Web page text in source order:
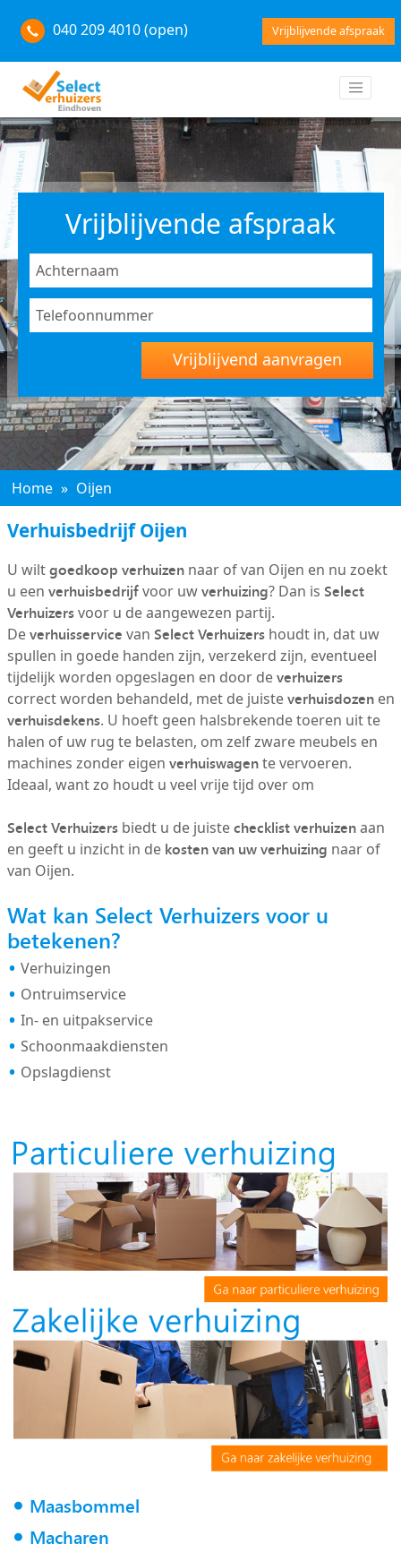
040 209 4010 (open) Vrijblijvende afspraak
Vrijblijvende afspraak
Vrijblijvend aanvragen
Home » Oijen
Verhuisbedrijf Oijen
U wiltgoedkoop verhuizennaar of van Oijen en nu zoekt
u een verhuisbedrijfvoor uwverhuizing? Dan is Select
Verhuizersvoor u de aangewezen partij.
Deverhuisservice van Select Verhuizershoudt in, dat uw
spullen in goede handen zijn, verzekerd zijn, eventueel
tijdelijk worden opgeslagen en door deverhuizers
correct worden behandeld, met de juisteverhuisdozenen
verhuisdekens. U hoeft geen halsbrekende toeren uit te
halen of uw rug te belasten, om zelf zware meubels en
machines zonder eigen verhuiswagente vervoeren.
Ideaal, want zo houdt u veel vrije tijd over om
Select Verhuizersbiedt u de juistechecklist verhuizenaan
en geeft u inzicht in de kosten van uw verhuizing naar of
van Oijen.
Wat kan Select Verhuizers voor u
betekenen?
Verhuizingen
Ontruimservice
In- en uitpakservice
Schoonmaakdiensten
Opslagdienst
Maasbommel
Macharen